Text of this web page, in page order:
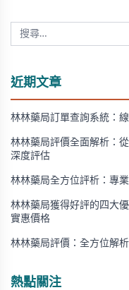
近期文章
林林藥局訂單查詢系統：
林林藥局評價全面解析：
深度評估
林林藥局全方位評析：專
林林藥局獲得好評的四大
實惠價格
林林藥局評價：全方位解
熱點關注